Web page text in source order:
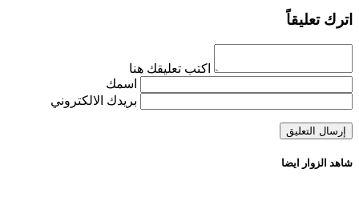
اترك تعليقاً
اكتب تعليقك هنا
اسمك
بريدك الالكتروني
شاهد الزوار ايضا